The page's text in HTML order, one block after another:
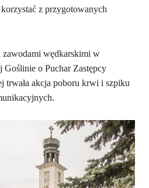
z przygotowanych
zawodami wędkarskimi w
o Puchar Zastępcy
trwała akcja poboru krwi i szpiku